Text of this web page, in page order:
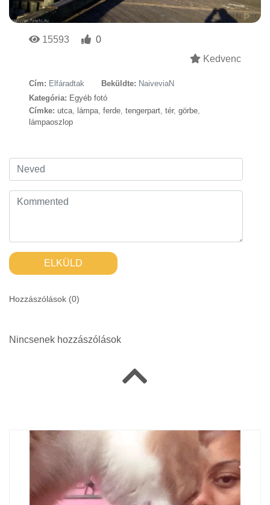
15593
0
Kedvenc
Cím: Elfáradtak Beküldte: NaiveviaN
Kategória: Egyéb fotó
Címke: utca lámpa ferde tengerpart tér, görbe
lámpaoszlop
ELKÜLD
Hozzászólások (0)
Nincsenek hozzászólások